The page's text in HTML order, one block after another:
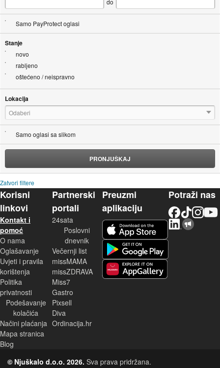
do
Samo PayProtect oglasi
Stanje
novo
rabljeno
oštećeno / neispravno
Lokacija
Odaberi
Samo oglasi sa slikom
PRONJUŠKAJ
Zatvori filtere
Korisni
linkovi
Kontakt i
pomoć
O nama
Oglašavanje
Uvjeti i pravila
korištenja
Politika
privatnosti
Podešavanje
kolačića
Načini plaćanja
Mapa stranica
Blog
Partnerski
portali
24sata
Poslovni
dnevnik
Večernji list
missMAMA
missZDRAVA
Miss7
Gastro
Pixsell
Diva
Ordinacija.hr
Preuzmi
aplikaciju
Potraži nas
© Njuškalo d.o.o. 2026. Sva prava pridržana.